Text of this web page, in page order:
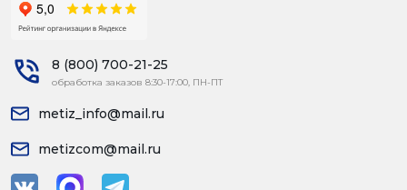
8 (800) 700-21-25
обработка заказов 8:30-17:00, ПН-ПТ
metiz_info@mail.ru
metizcom@mail.ru